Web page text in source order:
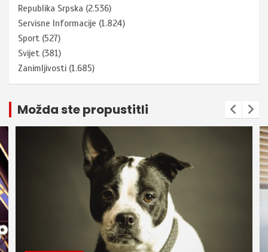
Republika Srpska (2.536)
Servisne Informacije (1.824)
Sport (527)
Svijet (381)
Zanimljivosti (1.685)
Možda ste propustitli